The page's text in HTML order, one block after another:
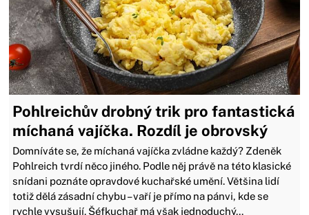
Pohlreichův drobný trik pro fantastická
míchaná vajíčka. Rozdíl je obrovský
Domníváte se, že míchaná vajíčka zvládne každý? Zdeněk
Pohlreich tvrdí něco jiného. Podle něj právě na této klasické
snídani poznáte opravdové kuchařské umění. Většina lidí
totiž dělá zásadní chybu – vaří je přímo na pánvi, kde se
rychle vysušují. Šéfkuchař má však jednoduchý...